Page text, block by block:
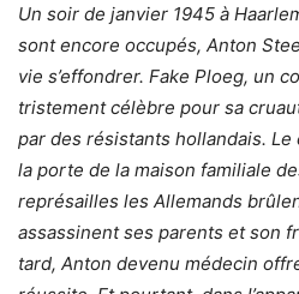
Un soir de janvier 1945 à
sont encore occupés, Anton
vie s’effondrer. Fake Ploeg, un
tristement célèbre pour sa
par des résistants hollandais.
la porte de la maison familiale
représailles les Allemands
assassinent ses parents et son
tard, Anton devenu médecin